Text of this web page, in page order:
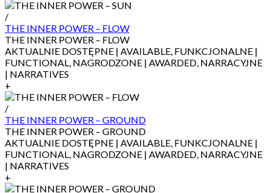
/
THE INNER POWER – FLOW
THE INNER POWER – FLOW
AKTUALNIE DOSTĘPNE | AVAILABLE, FUNKCJONALNE |
FUNCTIONAL, NAGRODZONE | AWARDED, NARRACYJNE
| NARRATIVES
+
/
THE INNER POWER – GROUND
THE INNER POWER – GROUND
AKTUALNIE DOSTĘPNE | AVAILABLE, FUNKCJONALNE |
FUNCTIONAL, NAGRODZONE | AWARDED, NARRACYJNE
| NARRATIVES
+